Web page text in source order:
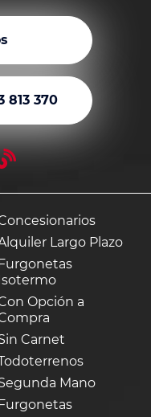
813 370
Largo Plazo
Opción a
Carnet
Mano